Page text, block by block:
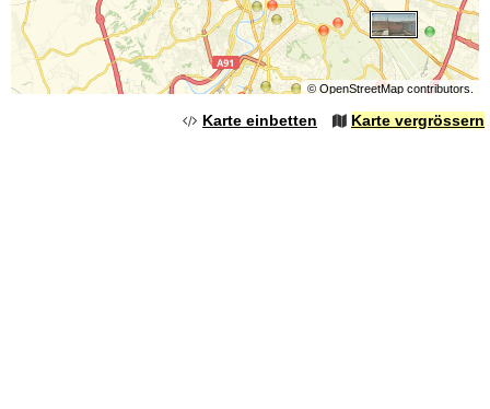
© OpenStreetMapcontributors.
Karte einbetten Karte vergrössern